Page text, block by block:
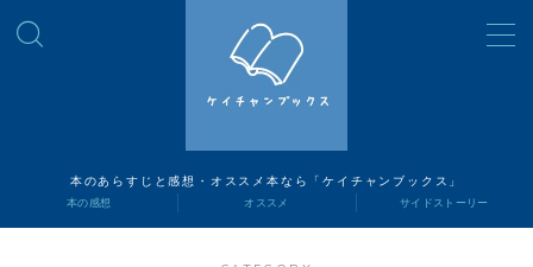
本のあらすじと感想・オススメ本なら「ケイチャンブックス」
本の感想
本の感想 オススメ サイドストーリー